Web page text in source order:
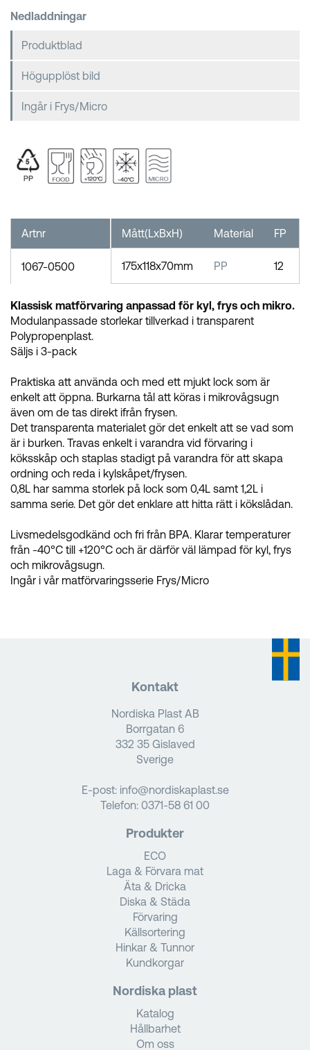
Nedladdningar
Produktblad
Högupplöst bild
Ingår i Frys/Micro
Mått(LxBxH) Material FP
175x118x70mm PP 12
Artnr
1067-0500
Klassisk matförvaring anpassad för kyl, frys och mikro.
Modulanpassade storlekar tillverkad i transparent
Polypropenplast.
Säljs i 3-pack
Praktiska att använda och med ett mjukt lock som är
enkelt att öppna. Burkarna tål att köras i mikrovågsugn
även om de tas direkt ifrån frysen.
Det transparenta materialet gör det enkelt att se vad som
är i burken. Travas enkelt i varandra vid förvaring i
köksskåp och staplas stadigt på varandra för att skapa
ordning och reda i kylskåpet/frysen.
0,8L har samma storlek på lock som 0,4L samt 1,2L i
samma serie. Det gör det enklare att hitta rätt i kökslådan.
Livsmedelsgodkänd och fri från BPA. Klarar temperaturer
från -40°C till +120°C och är därför väl lämpad för kyl, frys
och mikrovågsugn.
Ingår i vår matförvaringsserie Frys/Micro
Kontakt
Nordiska Plast AB
Borrgatan 6
332 35 Gislaved
Sverige
E-post: info@nordiskaplast.se
Telefon: 0371-58 61 00
Produkter
ECO
Laga & Förvara mat
Äta & Dricka
Diska & Städa
Förvaring
Källsortering
Hinkar & Tunnor
Kundkorgar
Nordiska plast
Katalog
Hållbarhet
Om oss